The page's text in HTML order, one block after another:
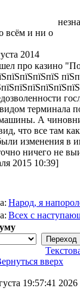
всём и ни о
2014
про казино
терминала
А
что все там
изменения в
ничего не
2015 10:39]
Народ, я
Всех с
вверх
19:57:41 2026